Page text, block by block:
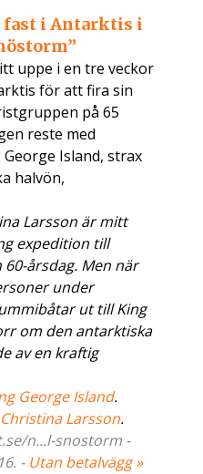
fast i Antarktis i
uppe i en tre veckor
för att fira sin
på 65
reste med
Island, strax
halvön,
Larsson är mitt
expedition till
årsdag. Men när
under
ut till King
om den antarktiska
av en kraftig
George Island.
Christina Larsson.
n...l-snostorm -
- Utan betalvägg »